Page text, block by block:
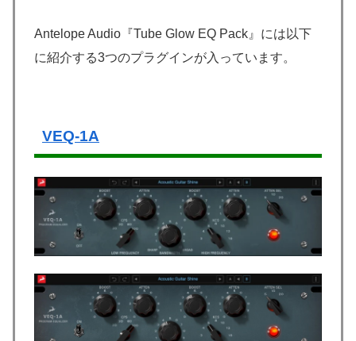
Antelope Audio『Tube Glow EQ Pack』には以下
に紹介する3つのプラグインが入っています。
VEQ-1A